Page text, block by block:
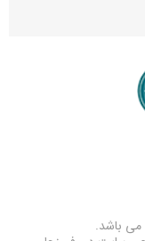
می باشد.